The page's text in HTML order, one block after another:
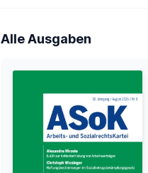
Alle Ausgaben